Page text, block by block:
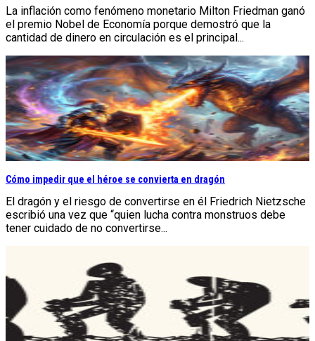
La inflación como fenómeno monetario Milton Friedman ganó
el premio Nobel de Economía porque demostró que la
cantidad de dinero en circulación es el principal...
Cómo impedir que el héroe se convierta en dragón
El dragón y el riesgo de convertirse en él Friedrich Nietzsche
escribió una vez que “quien lucha contra monstruos debe
tener cuidado de no convertirse...